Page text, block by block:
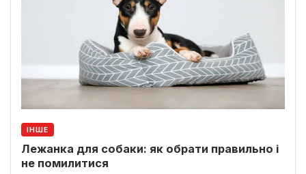
ІНШЕ
Лежанка для собаки: як обрати правильно і
не помилитися